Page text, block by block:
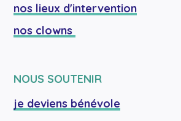
nos lieux d'intervention
nos clowns
NOUS SOUTENIR
je deviens bénévole